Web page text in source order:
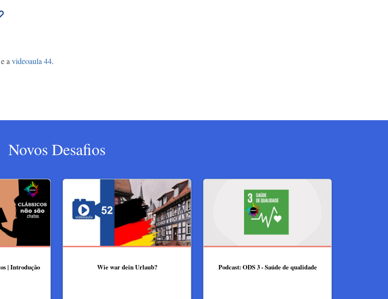
e avideoaula 44.
Novos Desafios
| Introdução Wie war dein Urlaub? Podcast: ODS 3 - Saúde de qualidade